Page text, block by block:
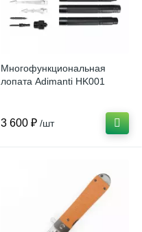
Многофункциональная
лопата Adimanti HK001
3 600 ₽ /шт